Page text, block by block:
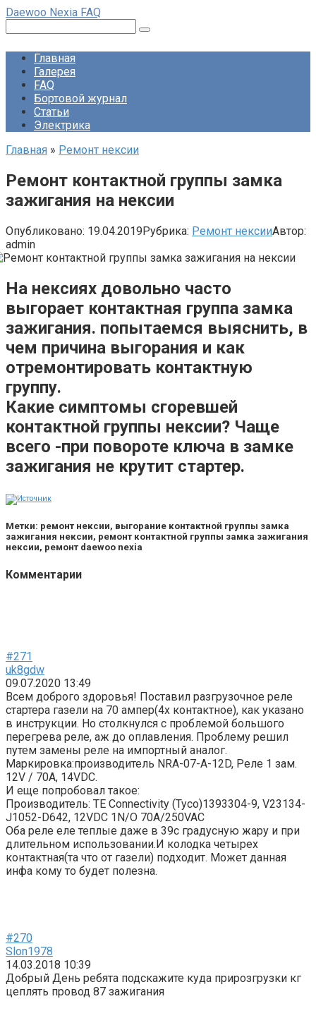
Перейти
контенту
Daewoo Nexia FAQ
Главная
Галерея
FAQ
Бортовой журнал
Статьи
Электрика
Главная » Ремонт нексии
Ремонт контактной группы замка
зажигания на нексии
Опубликовано: 19.04.2019Рубрика: Ремонт нексииАвтор:
admin
На нексиях довольно часто
выгорает контактная группа замка
зажигания. попытаемся выяснить, в
чем причина выгорания и как
отремонтировать контактную
группу.
Какие симптомы сгоревшей
контактной группы нексии? Чаще
всего -при повороте ключа в замке
зажигания не крутит стартер.
Метки: ремонт нексии, выгорание контактной группы замка
зажигания нексии, ремонт контактной группы замка зажигания
нексии, ремонт daewoo nexia
Комментарии
#271
uk8gdw
09.07.2020 13:49
Всем доброго здоровья! Поставил разгрузочное реле
стартера газели на 70 ампер(4х контактное), как указано
в инструкции. Но столкнулся с проблемой большого
перегрева реле, аж до оплавления. Проблему решил
путем замены реле на импортный аналог.
Маркировка:производитель NRA-07-A-12D, Реле 1 зам.
12V / 70A, 14VDC.
И еще попробовал такое:
Производитель: TE Connectivity (Tyco)1393304-9, V23134-
J1052-D642, 12VDC 1N/O 70A/250VAC
Оба реле еле теплые даже в 39с градусную жару и при
длительном использовании.И колодка четырех
контактная(та что от газели) подходит. Может данная
инфа кому то будет полезна.
#270
Slon1978
14.03.2018 10:39
Добрый День ребята подскажите куда прирозгрузки кг
цеплять провод 87 зажигания